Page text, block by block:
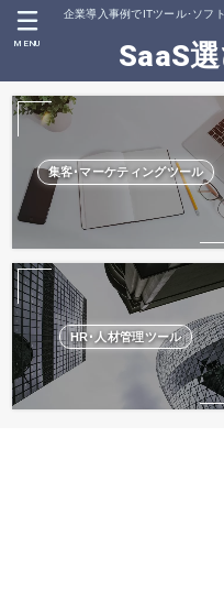
企業導入事例でITツール･ソフ
SaaS
MENU
集客･マーケティングツール
HR･人材管理ツール